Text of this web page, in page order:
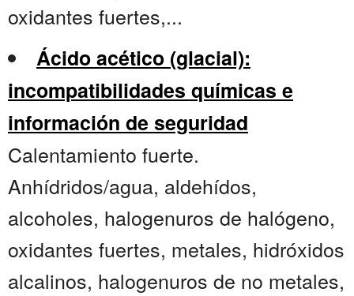
oxidantes fuertes,...
Ácido acético (glacial):
incompatibilidades químicas e
información de seguridad
Calentamiento fuerte.
Anhídridos/agua, aldehídos,
alcoholes, halogenuros de halógeno,
oxidantes fuertes, metales, hidróxidos
alcalinos, halogenuros de no metales,